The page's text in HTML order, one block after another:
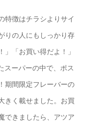
特徴はチラシよりサイ
りの人にもしっかり存
「お買い得だよ！」
スーパーの中で、ポス
期間限定フレーバーの
きく載せました。お買
できましたら、アツア